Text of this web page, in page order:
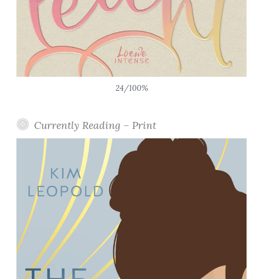
24/100%
Currently Reading – Print